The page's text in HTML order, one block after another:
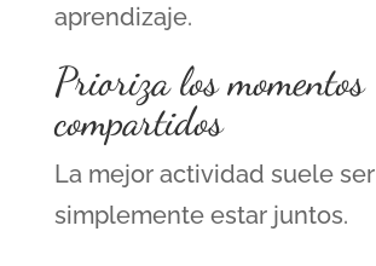
aprendizaje.
Prioriza los momentos
compartidos
La mejor actividad suele ser
simplemente estar juntos.